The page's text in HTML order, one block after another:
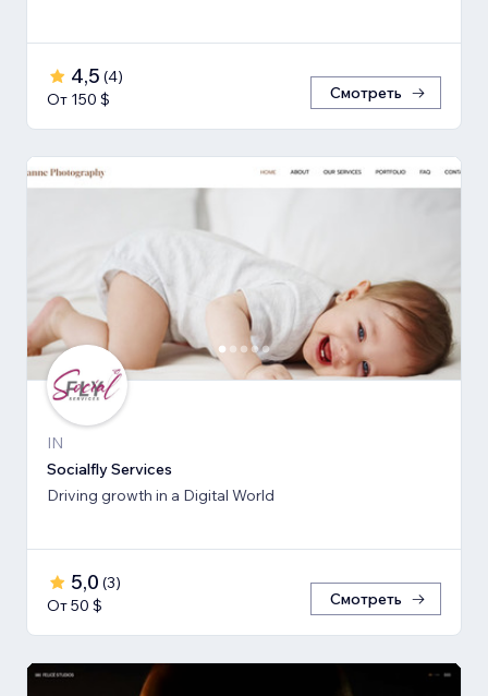
4,5 (4)
От 150 $
Смотреть
IN
Socialfly Services
Driving growth in a Digital World
5,0 (3)
От 50 $
Смотреть